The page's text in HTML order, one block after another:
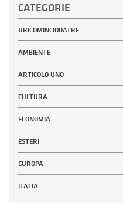
CATEGORIE
#RICOMINCIODATRE
AMBIENTE
ARTICOLO UNO
CULTURA
ECONOMIA
ESTERI
EUROPA
ITALIA